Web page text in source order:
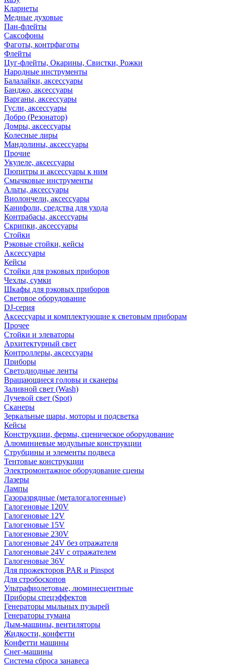
Кларнеты
Медные духовые
Пан-флейты
Саксофоны
Фаготы, контрфаготы
Флейты
Цуг-флейты, Окарины, Свистки, Рожки
Народные инструменты
Балалайки, аксессуары
Банджо, аксессуары
Варганы, аксессуары
Гусли, аксессуары
Добро (Резонатор)
Домры, аксессуары
Колесные лиры
Мандолины, аксессуары
Прочие
Укулеле, аксессуары
Пюпитры и аксессуары к ним
Смычковые инструменты
Альты, аксессуары
Виолончели, аксессуары
Канифоли, средства для ухода
Контрабасы, аксессуары
Скрипки, аксессуары
Стойки
Рэковые стойки, кейсы
Аксессуары
Кейсы
Стойки для рэковых приборов
Чехлы, сумки
Шкафы для рэковых приборов
Световое оборудование
DJ-серия
Аксессуары и комплектующие к световым приборам
Прочее
Стойки и элеваторы
Архитектурный свет
Контроллеры, аксессуары
Приборы
Светодиодные ленты
Вращающиеся головы и сканеры
Заливной свет (Wash)
Лучевой свет (Spot)
Сканеры
Зеркальные шары, моторы и подсветка
Кейсы
Конструкции, фермы, сценическое оборудование
Алюминиевые модульные конструкции
Струбцины и элементы подвеса
Тентовые конструкции
Электромонтажное оборудование сцены
Лазеры
Лампы
Газоразрядные (металогалогенные)
Галогеновые 120V
Галогеновые 12V
Галогеновые 15V
Галогеновые 230V
Галогеновые 24V без отражателя
Галогеновые 24V с отражателем
Галогеновые 36V
Для прожекторов PAR и Pinspot
Для стробоскопов
Ультрафиолетовые, люминесцентные
Приборы спецэффектов
Генераторы мыльных пузырей
Генераторы тумана
Дым-машины, вентиляторы
Жидкости, конфетти
Конфетти машины
Снег-машины
Система сброса занавеса